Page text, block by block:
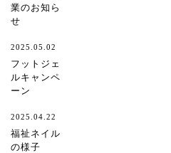
業のお知ら
せ
2025.05.02
フットジェ
ルキャンペ
ーン
2025.04.22
福祉ネイル
の様子